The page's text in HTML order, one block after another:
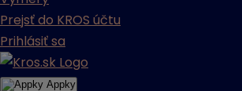
Prejsť do KROS účtu
Prihlásiť sa
Appky